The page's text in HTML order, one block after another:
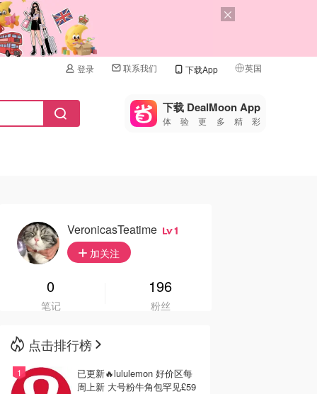
登录 联系我们 下载App 英国
🇺🇸
🇨🇳 中国
🇩🇪
🇮🇹
🇦🇺
下载 DealMoon App
体验更多精彩
VeronicasTeatime 1
加关注
0
笔记
196
粉丝
点击排行榜
已更新🔥lululemon 好价区每
周上新 大号粉牛角包罕见£59